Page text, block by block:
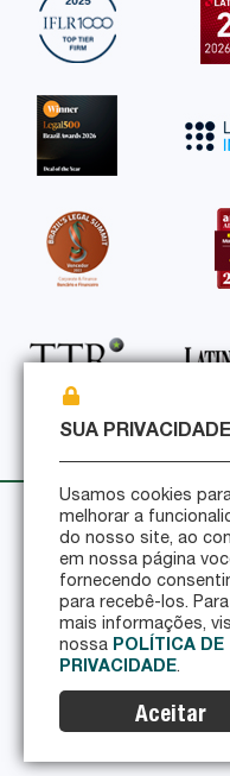
Política
Política de
Certificações de
© 2026 Pinheiro
SUA PRIVACIDADE
Usamos cookies
melhorar a
do nosso site, ao
em nossa página
fornecendo
para recebê-los.
mais informações,
nossa POLÍTICA DE
PRIVACIDADE.
Aceitar